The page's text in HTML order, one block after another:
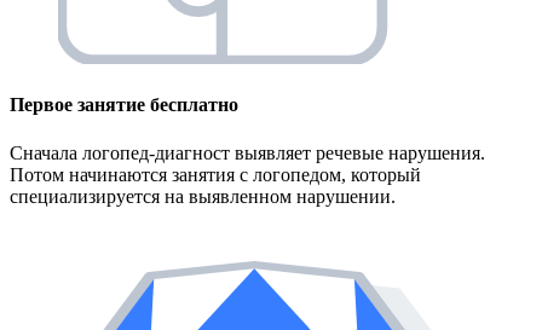
Первое занятие бесплатно
Сначала логопед-диагност выявляет речевые нарушения.
Потом начинаются занятия с логопедом, который
специализируется на выявленном нарушении.